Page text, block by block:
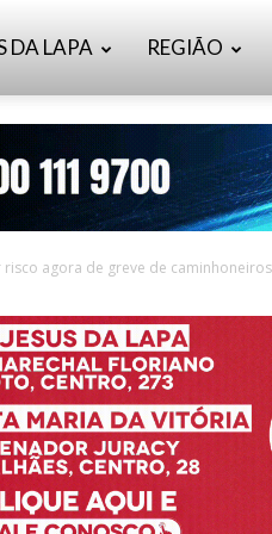
DA LAPA REGIÃO
agora de greve de caminhoneiros